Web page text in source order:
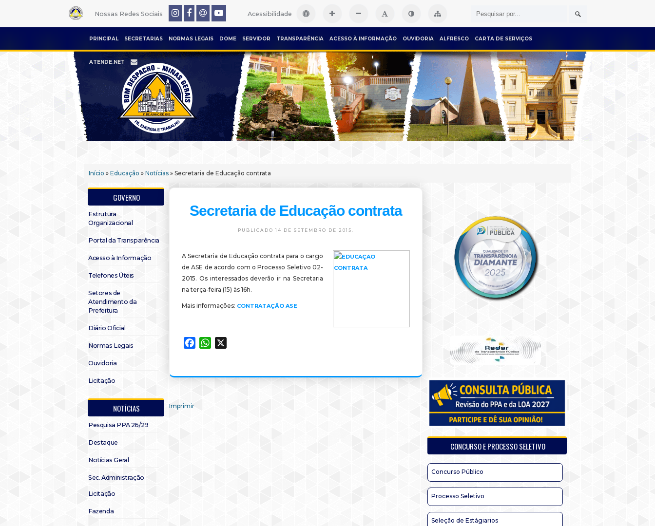
Nossas Redes Sociais Acessibilidade
PRINCIPAL SECRETARIAS NORMAS LEGAIS DOME SERVIDOR TRANSPARÊNCIA ACESSO À INFORMAÇÃO OUVIDORIA ALFRESCO CARTA DE SERVIÇOS
ATENDE.NET
Início » Educação » Notícias » Secretaria de Educação contrata
GOVERNO
Estrutura
Organizacional
Portal da Transparência
Acesso à Informação
Telefones Úteis
Setores de
Atendimento da
Prefeitura
Diário Oficial
Normas Legais
Ouvidoria
Licitação
NOTÍCIAS
Pesquisa PPA 26/29
Destaque
Notícias Geral
Sec. Administração
Licitação
Fazenda
Secretaria de Educação contrata
PUBLICADO 14 DE SETEMBRO DE 2015.
A Secretaria de Educação contrata para o cargo
de ASE de acordo com o Processo Seletivo 02-
2015. Os interessados deverão ir na Secretaria
na terça-feira (15) às 16h.
Mais informações: CONTRATAÇÃO ASE
FacebookWhatsApp
Imprimir
CONCURSO E PROCESSO SELETIVO
Concurso Público
Processo Seletivo
Seleção de Estágiarios